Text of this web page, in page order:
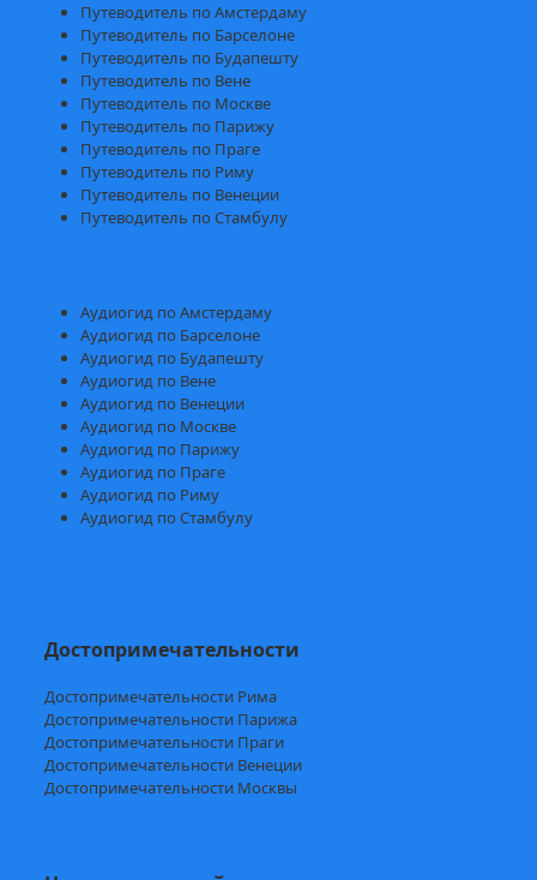
Путеводитель по Амстердаму
Путеводитель по Барселоне
Путеводитель по Будапешту
Путеводитель по Вене
Путеводитель по Москве
Путеводитель по Парижу
Путеводитель по Праге
Путеводитель по Риму
Путеводитель по Венеции
Путеводитель по Стамбулу
Аудиогид по Амстердаму
Аудиогид по Барселоне
Аудиогид по Будапешту
Аудиогид по Вене
Аудиогид по Венеции
Аудиогид по Москве
Аудиогид по Парижу
Аудиогид по Праге
Аудиогид по Риму
Аудиогид по Стамбулу
Достопримечательности
Достопримечательности Рима
Достопримечательности Парижа
Достопримечательности Праги
Достопримечательности Венеции
Достопримечательности Москвы